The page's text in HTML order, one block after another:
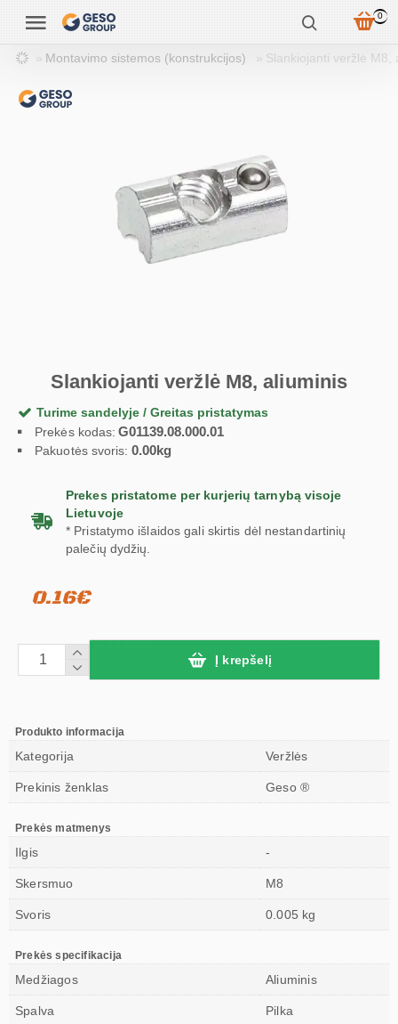
0
Montavimo sistemos (konstrukcijos) Slankiojanti veržlė M8,
Slankiojanti veržlė M8, aliuminis
Turime sandelyje / Greitas pristatymas
Prekės kodas: G01139.08.000.01
Pakuotės svoris: 0.00kg
0.16€
Į krepšelį
Prekes pristatome per kurjerių tarnybą visoje
Lietuvoje
* Pristatymo išlaidos gali skirtis dėl nestandartinių
palečių dydžių.
Produkto informacija
Kategorija Veržlės
Prekinis ženklas Geso ®
Prekės matmenys
Ilgis -
Skersmuo M8
Svoris 0.005 kg
Prekės specifikacija
Medžiagos Aliuminis
Spalva Pilka